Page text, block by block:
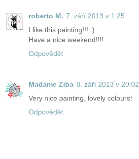
roberto M. 7. září 2013 v 1:25
I like this painting!!! :)
Have a nice weekend!!!!
Odpovědět
Madame Ziba 8. září 2013 v 20:02
Very nice painting, lovely colours!
Odpovědět